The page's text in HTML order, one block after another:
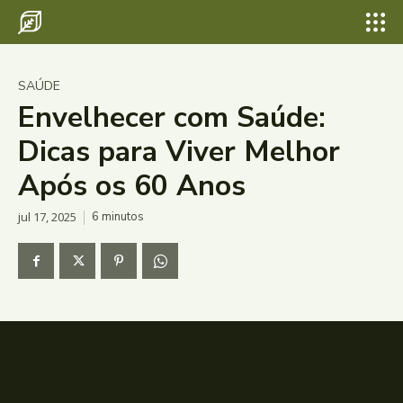
SAÚDE
Envelhecer com Saúde:
Dicas para Viver Melhor
Após os 60 Anos
jul 17, 2025 6 minutos